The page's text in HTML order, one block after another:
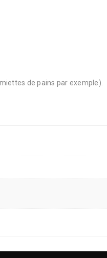
de pains par exemple).